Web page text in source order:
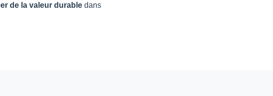
de la valeur durable dans